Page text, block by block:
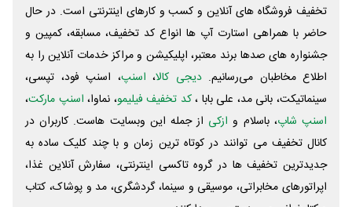
تخفیف فروشگاه های آنلاین و کسب و‌ کارهای اینترنتی است. در حال
حاضر با همراهی استارت آپ ها انواع کد تخفیف، مسابقه، کمپین و
جشنواره های صدها برند معتبر، اپلیکیشن و مراکز خدمات آنلاین را به
اطلاع مخاطبان می‌رسانیم. دیجی کالا، اسنپ، اسنپ فود، تپسی،
سینماتیکت، بانی مد، علی‌ بابا ،کد تخفیف فیلیمو، نماوا، اسنپ مارکت،
اسنپ شاپ، باسلام و ازکی از جمله این وبسایت ‌هاست. کاربران در
کانال تخفیف می توانند در کوتاه ترین زمان و با چند کلیک ساده به
جدیدترین تخفیف ها در گروه تاکسی اینترنتی، سفارش آنلاین غذا،
اپراتورهای مخابراتی، موسیقی و سینما، گردشگری، مد و پوشاک، کتاب